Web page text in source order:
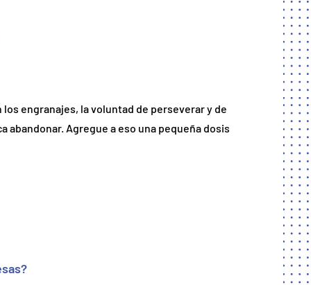
los engranajes, la voluntad de perseverar y de
abandonar. Agregue a eso una pequeña dosis